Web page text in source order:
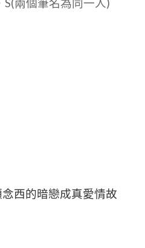
兩個筆名為同一人)
西的暗戀成真愛情故